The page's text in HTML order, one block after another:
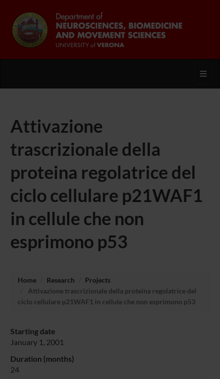
Attivazione
trascrizionale della
proteina regolatrice del
ciclo cellulare p21WAF1
in cellule che non
esprimono p53
Home Research
Projects
Attivazione trascrizionale della proteina regolatrice del
ciclo cellulare p21WAF1 in cellule che non esprimono p53
Starting date
January 1, 2001
Duration (months)
24